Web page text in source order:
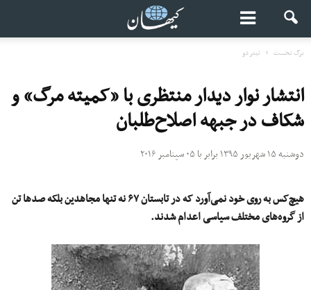
برگ نخست تیتر دو
انتشار نوار دیدار منتظری با «کمیته مرگ» و
شکاف در جبهه اصلاح‌طلبان
دوشنبه ۱۵ شهریور ۱۳۹۵ برابر با ۰۵ سپتامبر ۲۰۱۶
هیچ‌کس به روی خود نمی‌آورد که در تابستان ۶۷ نه تنها مجاهدین بلکه صدها تن
از گروه‌های مختلف سیاسی اعدام شدند.